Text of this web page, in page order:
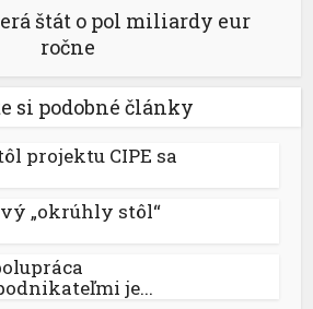
štát o pol miliardy eur
ročne
si podobné články
projektu CIPE sa
„okrúhly stôl“
je...